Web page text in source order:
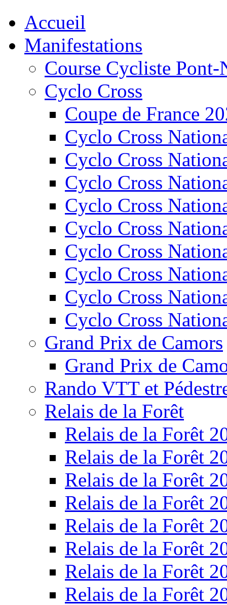
Accueil
Manifestations
Course Cycliste Pont-
Cyclo Cross
Coupe de France
Cyclo Cross
Cyclo Cross
Cyclo Cross
Cyclo Cross
Cyclo Cross
Cyclo Cross
Cyclo Cross
Cyclo Cross
Cyclo Cross
Grand Prix de Camors
Grand Prix de
Rando VTT et
Relais de la Forêt
Relais de la Forêt
Relais de la Forêt
Relais de la Forêt
Relais de la Forêt
Relais de la Forêt
Relais de la Forêt
Relais de la Forêt
Relais de la Forêt